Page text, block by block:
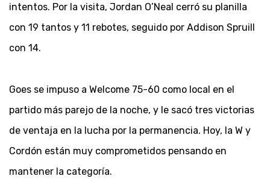
intentos. Por la visita, Jordan O’Neal cerró su planilla
con 19 tantos y 11 rebotes, seguido por Addison Spruill
con 14.
Goes se impuso a Welcome 75-60 como local en el
partido más parejo de la noche, y le sacó tres victorias
de ventaja en la lucha por la permanencia. Hoy, la W y
Cordón están muy comprometidos pensando en
mantener la categoría.